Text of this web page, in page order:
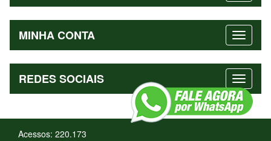
MINHA CONTA
REDES SOCIAIS
Acessos: 220.173